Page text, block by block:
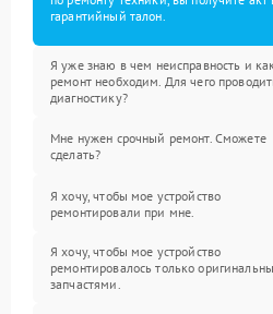
гарантийный талон.
Я уже знаю в чем неисправность и
ремонт необходим. Для чего
диагностику?
Мне нужен срочный ремонт. Сможете
сделать?
Я хочу, чтобы мое устройство
ремонтировали при мне.
Я хочу, чтобы мое устройство
ремонтировалось только
запчастями.